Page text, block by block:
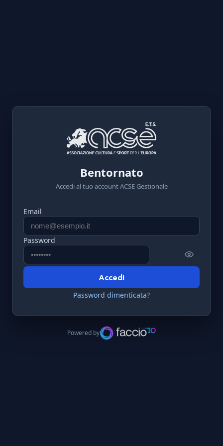
Bentornato
Accedi al tuo account ACSE Gestionale
Email
Password
Accedi
Password dimenticata?
Powered by